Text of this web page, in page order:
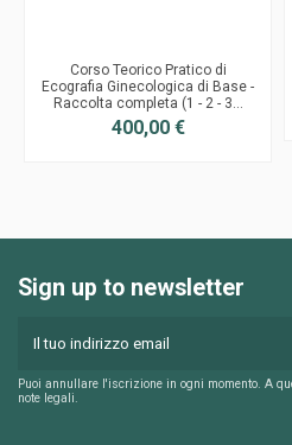
Corso Teorico Pratico di
Ecografia Ginecologica di Base -
Raccolta completa (1 - 2 - 3...
400,00 €
Sign up to newsletter
Puoi annullare l'iscrizione in ogni momento. A
note legali.